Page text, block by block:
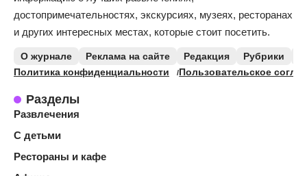
достопримечательностях, экскурсиях, музеях, ресторанах
и других интересных местах, которые стоит посетить.
О журнале Реклама на сайте Редакция Рубрики
Политика конфиденциальности
Пользовательское
Разделы
Развлечения
С детьми
Рестораны и кафе